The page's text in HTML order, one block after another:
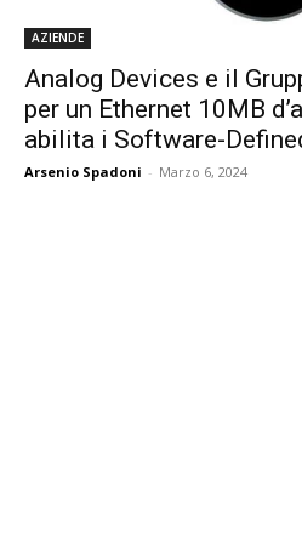
AZIENDE
Analog Devices e il
per un Ethernet 10MB
abilita i Software-
Arsenio Spadoni - Marzo 6, 2024